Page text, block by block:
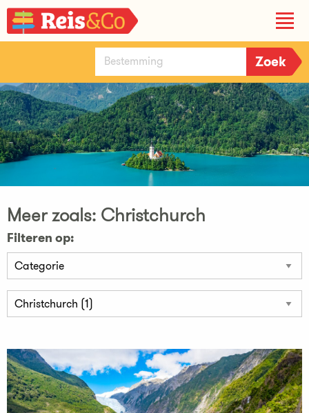
Meer zoals: Christchurch
Filteren op: